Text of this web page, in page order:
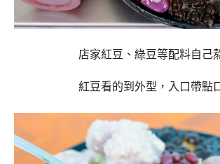
店家紅豆、綠豆等配料自己
紅豆看的到外型，入口帶點